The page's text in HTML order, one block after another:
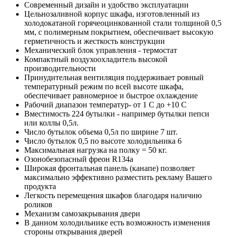
Современный дизайн и удобство эксплуатации
Цельнозаливной корпус шкафа, изготовленный из
холодокатаной горячеоцинкованной стали толщиной 0,5
мм, с полимерным покрытием, обеспечивает высокую
герметичность и жесткость конструкции
Механический блок управления - термостат
Компактный воздухоохладитель высокой
производительности
Принудительная вентиляция поддерживает ровный
температурный режим по всей высоте шкафа,
обеспечивает равномерное и быстрое охлаждение
Рабочий диапазон температур- от 1 С до +10 С
Вместимость 224 бутылки - например бутылки пепси
или коллы 0,5л.
Число бутылок объема 0,5л по ширине 7 шт.
Число бутылок 0,5 по высоте холодильника 6
Максимальная нагрузка на полку = 50 кг.
Озонобезопасный фреон R134a
Широкая фронтальная панель (канапе) позволяет
максимально эффективно разместить рекламу Вашего
продукта
Легкость перемещения шкафов благодаря наличию
роликов
Механизм самозакрывания двери
В данном холодильнике есть возможность изменения
стороны открывания дверей